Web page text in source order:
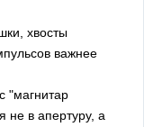
хвосты
важнее
"магнитар
не в апертуру, а